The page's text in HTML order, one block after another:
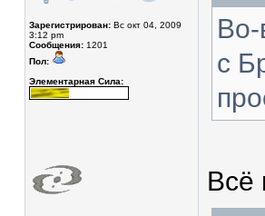
Зарегистрирован: Вс окт 04, 2009
3:12 pm
Сообщения: 1201
Пол:
Элементарная Сила:
Во-
с
Всё